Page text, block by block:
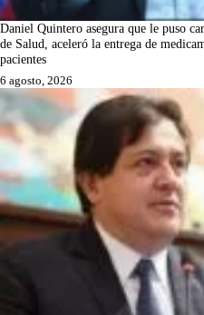
Daniel Quintero asegura que le puso
de Salud, aceleró la entrega de
pacientes
6 agosto, 2026